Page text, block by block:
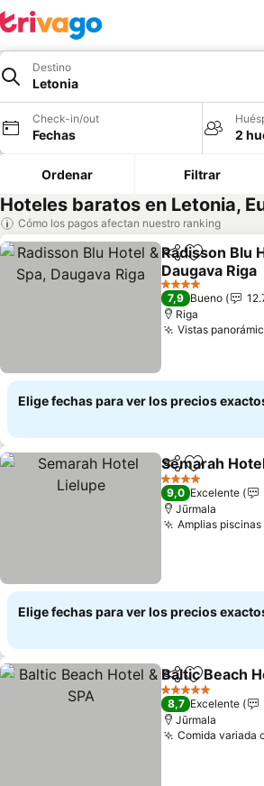
Destino
Letonia
Check-in/out
Fechas 2
Ordenar Filtrar
Hoteles baratos en Letonia,
Cómo los pagos afectan nuestro ranking
Compartir
Agregar
Radisson Blu
Daugava Riga
Ver precios
4 Estrellas
7,9 Bueno
Riga
Vistas
Elige fechas para ver los precios
CompartirAgregar a
Semarah
4 Estrellas
9,0 Excelente
Jūrmala
Amplias
Elige fechas para ver los precios
Compartir
Agregar
Baltic Beach
5 Estrellas
8,7 Excelente
Jūrmala
Comida variada